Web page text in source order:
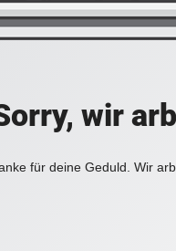
wir
für deine Geduld. Wir